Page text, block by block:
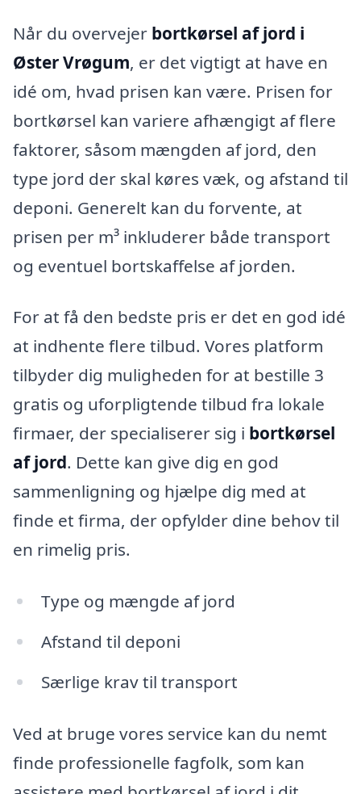
Når du overvejer bortkørsel af jord i
Øster Vrøgum, er det vigtigt at have en
idé om, hvad prisen kan være. Prisen for
bortkørsel kan variere afhængigt af flere
faktorer, såsom mængden af jord, den
type jord der skal køres væk, og afstand til
deponi. Generelt kan du forvente, at
prisen per m³ inkluderer både transport
og eventuel bortskaffelse af jorden.
For at få den bedste pris er det en god idé
at indhente flere tilbud. Vores platform
tilbyder dig muligheden for at bestille 3
gratis og uforpligtende tilbud fra lokale
firmaer, der specialiserer sig i bortkørsel
af jord. Dette kan give dig en god
sammenligning og hjælpe dig med at
finde et firma, der opfylder dine behov til
en rimelig pris.
Type og mængde af jord
Afstand til deponi
Særlige krav til transport
Ved at bruge vores service kan du nemt
finde professionelle fagfolk, som kan